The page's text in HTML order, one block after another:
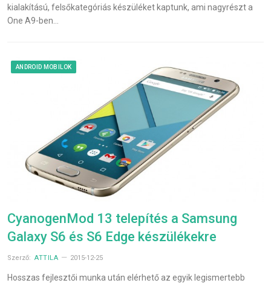
kialakítású, felsőkategóriás készüléket kaptunk, ami nagyrészt a
One A9-ben…
ANDROID MOBILOK
CyanogenMod 13 telepítés a Samsung
Galaxy S6 és S6 Edge készülékekre
Szerző: ATTILA 2015-12-25
Hosszas fejlesztői munka után elérhető az egyik legismertebb